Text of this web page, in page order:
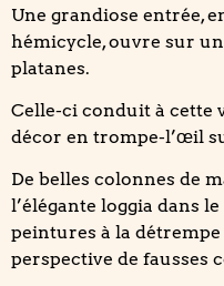
Une grandiose entrée,
hémicycle, ouvre sur
platanes.
Celle-ci conduit à cette
décor en trompe-l’œil
De belles colonnes de
l’élégante loggia dans
peintures à la
perspective de fausses